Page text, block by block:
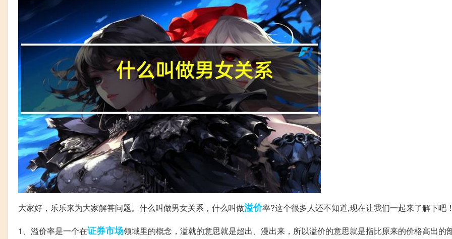
大家好，乐乐来为大家解答问题。什么叫做男女关系，什么叫做溢价率?这个很多人还不知道,现在让我们一起来了解下吧
1、溢价率是一个在证券市场领域里的概念，溢就的意思就是超出、漫出来，所以溢价的意思就是指比原来的价格高出的